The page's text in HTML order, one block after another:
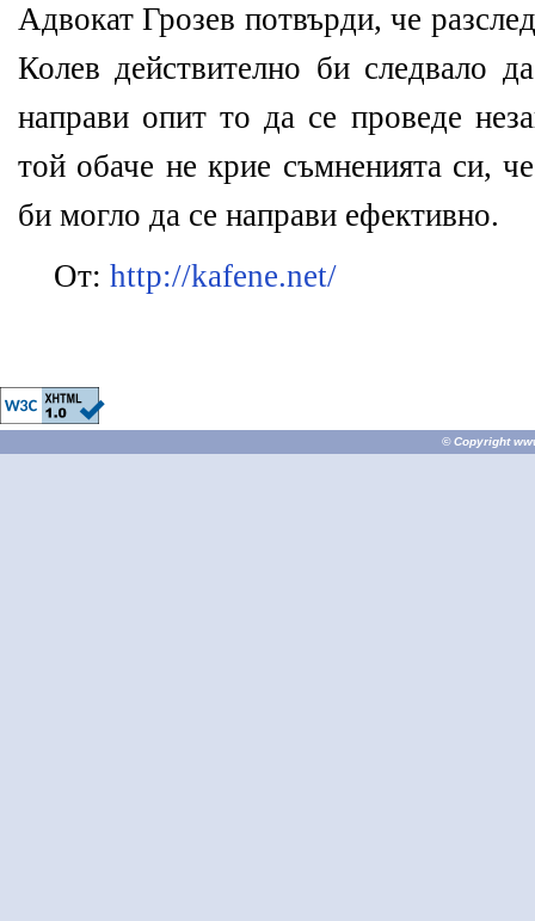
Адвокат Грозев потвърди, че
Колев действително би следвало
направи опит то да се проведе
той обаче не крие съмненията си,
би могло да се направи ефективно.
От: http://kafene.net/
© Copyright